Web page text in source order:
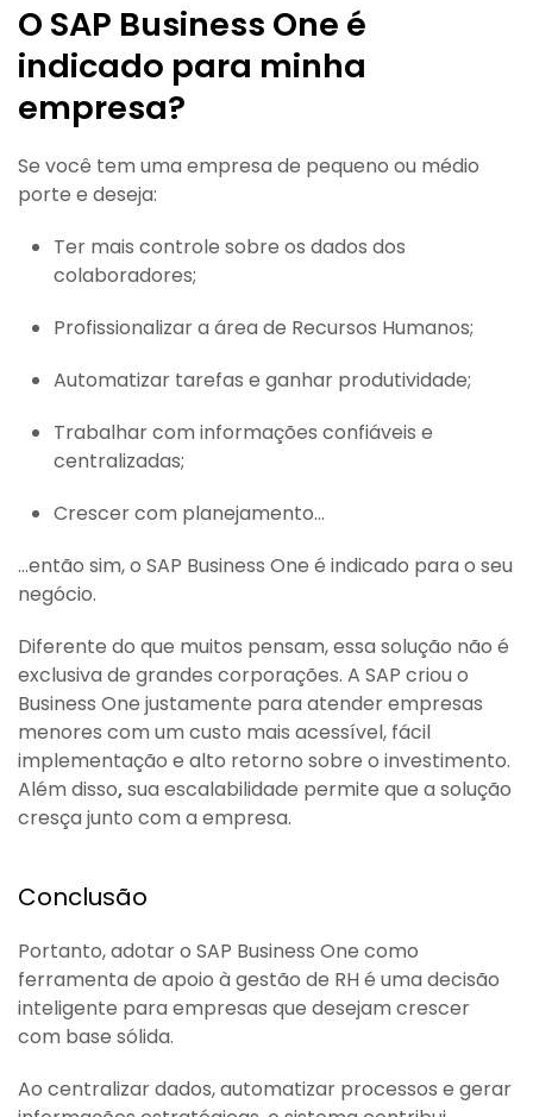
O SAP Business One é
indicado para minha
empresa?
Se você tem uma empresa de pequeno ou médio
porte e deseja:
Ter mais controle sobre os dados dos
colaboradores;
Profissionalizar a área de Recursos Humanos;
Automatizar tarefas e ganhar produtividade;
Trabalhar com informações confiáveis e
centralizadas;
Crescer com planejamento…
…então sim, o SAP Business One é indicado para o seu
negócio.
Diferente do que muitos pensam, essa solução não é
exclusiva de grandes corporações. A SAP criou o
Business One justamente para atender empresas
menores com um custo mais acessível, fácil
implementação e alto retorno sobre o investimento.
Além disso,sua escalabilidade permite que a solução
cresça junto com a empresa.
Conclusão
Portanto, adotar o SAP Business One como
ferramenta de apoio à gestão de RH é uma decisão
inteligente para empresas que desejam crescer
com base sólida.
Ao centralizar dados, automatizar processos e gerar